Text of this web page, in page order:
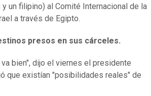
un filipino) al Comité Internacional de la
a través de Egipto.
presos en sus cárceles.
bien", dijo el viernes el presidente
que existían "posibilidades reales" de